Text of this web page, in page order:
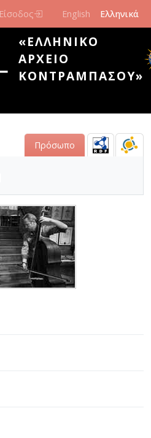
Είσοδος English Ελληνικά
«ΕΛΛΗΝΙΚΌ
ΑΡΧΕΊΟ
ΚΟΝΤΡΑΜΠΆΣΟΥ»
Πρόσωπο